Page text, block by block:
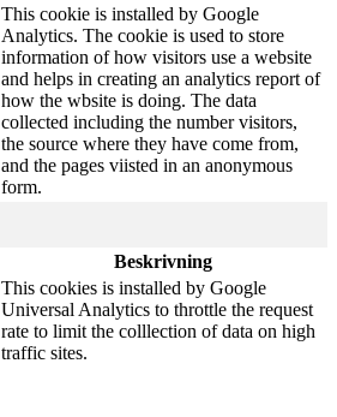
This cookie is installed by Google
Analytics. The cookie is used to store
information of how visitors use a website
and helps in creating an analytics report of
how the wbsite is doing. The data
collected including the number visitors,
the source where they have come from,
and the pages viisted in an anonymous
form.
Beskrivning
This cookies is installed by Google
Universal Analytics to throttle the request
rate to limit the colllection of data on high
traffic sites.